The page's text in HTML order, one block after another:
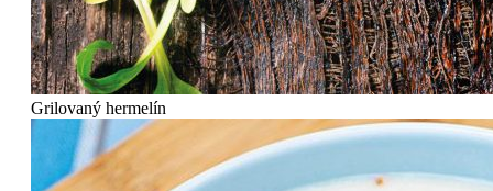
Grilovaný hermelín